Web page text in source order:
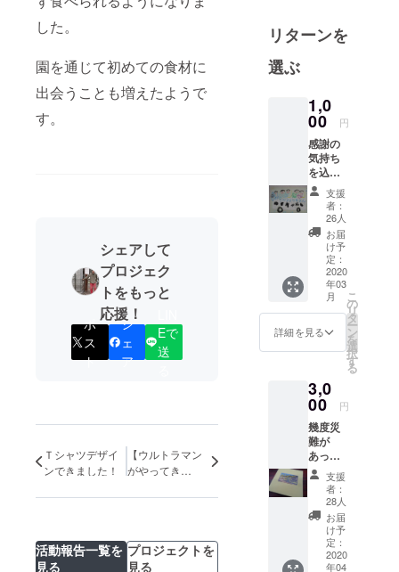
した。
園を通じて初めての食材に
出会うことも増えたようで
す。
シェアして
プロジェク
トをもっと
応援！
ポ
ス
ト
シ
ェ
ア
Eで
送
Ｔシャツデザイ
ンできました！
【ウルトラマン
がやってき
活動報告一覧を
見る
プロジェクトを
見る
きっかけに
昭和３６
（1961）年
(1907-2015)
が小学校教
諭などを経
て個人で設
立しまし
た。
東日本大震
災後の平成
２５年の入
園式の未明
に水害に
あっただけ
でなく、令
風１９号で
床上６０ｃ
ｍの浸水。
再開４日目
の１０月２
５日の大雨
でさらに休
園を余儀な
くされまし
た。その都
リターンを
選ぶ
1,0
00 円
感謝の
気持ち
を込め
て、子
どもた
ちの
メッ
セージ
カード
を送り
ます。
支援
者：
26人
お届
け予
定：
2020
年03
月
詳細を見る
こ
の
リ
タ
ー
ン
を
選
択
す
る
3,0
00 円
幾度災
難が
あって
も私た
ちは立
ち上が
る。 そ
の姿を
見て、
転んで
支援
者：
28人
お届
け予
定：
2020
年04